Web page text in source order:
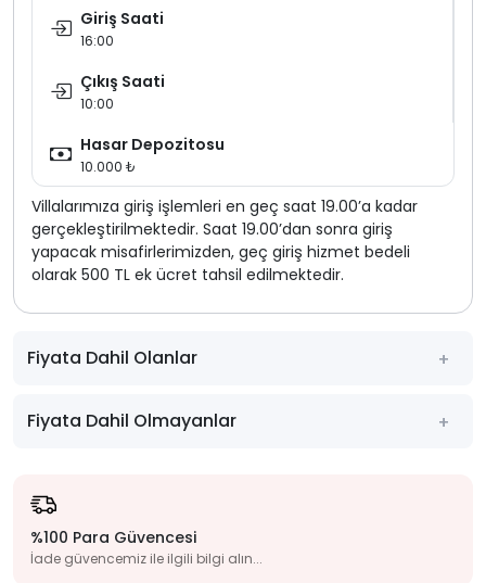
Giriş Saati
16:00
Çıkış Saati
10:00
Hasar Depozitosu
10.000 ₺
Villalarımıza giriş işlemleri en geç saat 19.00’a kadar
gerçekleştirilmektedir. Saat 19.00’dan sonra giriş
yapacak misafirlerimizden, geç giriş hizmet bedeli
olarak 500 TL ek ücret tahsil edilmektedir.
Fiyata Dahil Olanlar
Fiyata Dahil Olmayanlar
%100 Para Güvencesi
İade güvencemiz ile ilgili bilgi alın...